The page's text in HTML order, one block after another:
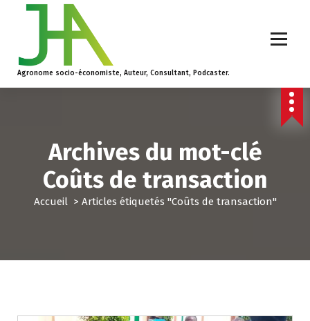
Agronome socio-économiste, Auteur, Consultant, Podcaster.
Archives du mot-clé
Coûts de transaction
Accueil> Articles étiquetés "Coûts de transaction"